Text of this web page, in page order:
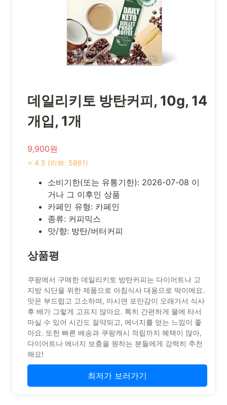
데일리키토 방탄커피, 10g, 14
개입, 1개
9,900원
⭐ 4.5 (리뷰: 5861)
소비기한(또는 유통기한): 2026-07-08 이
거나 그 이후인 상품
카페인 유형: 카페인
종류: 커피믹스
맛/향: 방탄/버터커피
상품평
쿠팡에서 구매한 데일리키토 방탄커피는 다이어트나 고
지방 식단을 위한 제품으로 아침식사 대용으로 딱이에요.
맛은 부드럽고 고소하며, 마시면 포만감이 오래가서 식사
후 배가 그렇게 고프지 않아요. 특히 간편하게 물에 타서
마실 수 있어 시간도 절약되고, 에너지를 얻는 느낌이 좋
아요. 또한 빠른 배송과 쿠팡캐시 적립까지 혜택이 많아,
다이어트나 에너지 보충을 원하는 분들에게 강력히 추천
해요!
최저가 보러가기